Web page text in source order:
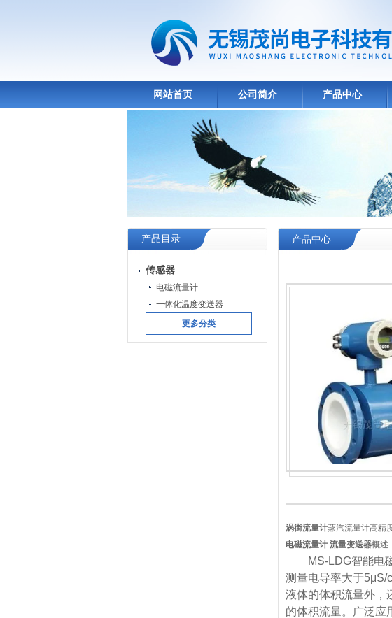
网站首页 公司简介 产品中心
产品目录
传感器
电磁流量计
一体化温度变送器
更多分类
产品中心
涡街流量计蒸汽流量计高精
电磁流量计 流量变送器概述
MS-LDG智能电磁
测量电导率大于5μS/
液体的体积流量外，
的体积流量。广泛应